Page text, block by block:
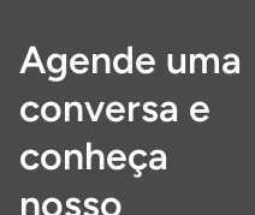
Agende uma
conversa e
conheça
nosso